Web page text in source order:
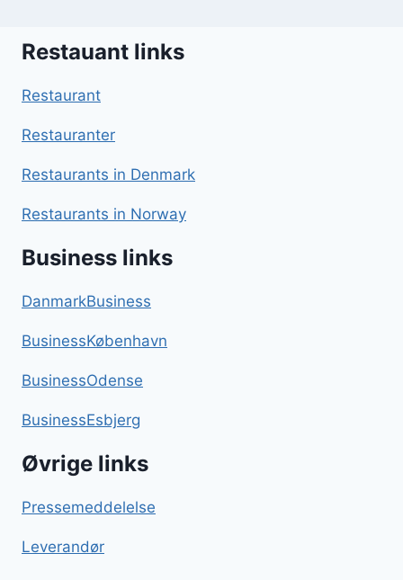
Restauant links
Restaurant
Restauranter
Restaurants in Denmark
Restaurants in Norway
Business links
DanmarkBusiness
BusinessKøbenhavn
BusinessOdense
BusinessEsbjerg
Øvrige links
Pressemeddelelse
Leverandør